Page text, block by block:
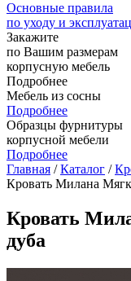
Основные правила
по уходу и
Закажите
по Вашим размерам
корпусную мебель
Подробнее
Мебель из сосны
Подробнее
Образцы фурнитуры
корпусной мебели
Подробнее
Главная /Каталог /
Кровать Милана
Кровать
дуба